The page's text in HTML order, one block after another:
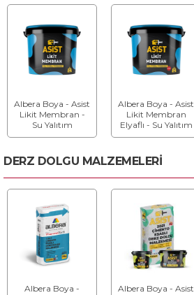
Albera Boya - Asist
Likit Membran -
Su Yalıtım
Malzemesi
Albera Boya - Asist
Likit Membran
Elyaflı - Su Yalıtım
Malzemesi
DERZ DOLGU MALZEMELERİ
Albera Boya -
Albera Boya - Asist